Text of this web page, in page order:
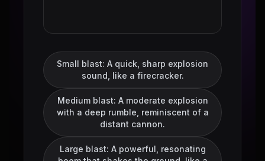
Small blast: A quick, sharp explosion
sound, like a firecracker.
Medium blast: A moderate explosion
with a deep rumble, reminiscent of a
distant cannon.
Large blast: A powerful, resonating